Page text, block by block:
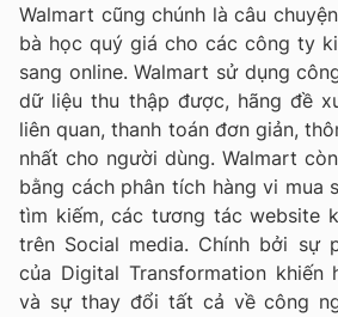
Walmart cũng chúnh là câu
bà học quý giá cho các công ty
sang online. Walmart sử dụng
dữ liệu thu thập được, hãng đề
liên quan, thanh toán đơn giản,
nhất cho người dùng. Walmart
bằng cách phân tích hàng vi mua
tìm kiếm, các tương tác website
trên Social media. Chính bởi sự
của Digital Transformation khiến
và sự thay đổi tất cả về công